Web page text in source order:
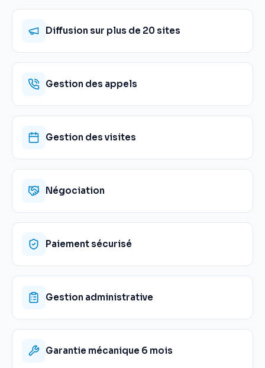
Diffusion sur plus de 20 sites
Gestion des appels
Gestion des visites
Négociation
Paiement sécurisé
Gestion administrative
Garantie mécanique 6 mois